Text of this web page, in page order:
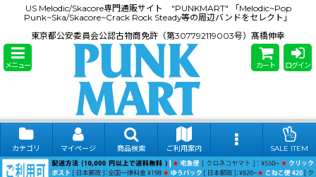
US Melodic/Skacore専門通販サイト "PUNKMART" 「Melodic~Pop
Punk~Ska/Skacore~Crack Rock Steady等の周辺バンドをセレクト」
東京都公安委員会公認古物商免許（第307792119003号）髙橋伸幸
メニュー カート ログイン
カテゴリ マイページ 商品検索 ご利用案内 SALE ITEM